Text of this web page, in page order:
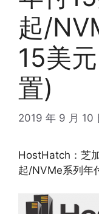
起/
15美
置)
2019 年 9 月 10
HostHatch：芝
起/NVMe系列年